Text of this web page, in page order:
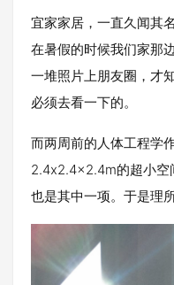
宜家家居，一直久闻其
在暑假的时候我们家那
一堆照片上朋友圈，才
必须去看一下的。
而两周前的人体工程学
2.4x2.4x2.4m的超小空
也是其中一项。于是理